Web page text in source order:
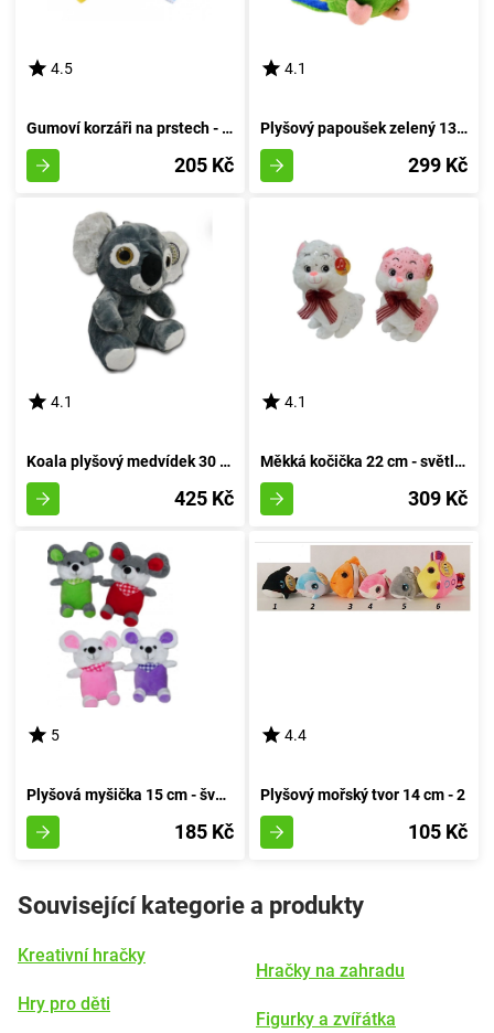
4.5
Gumoví korzáři na prstech - herní hračka pro děti
205 Kč
4.1
Plyšový papoušek zelený 13 cm
299 Kč
4.1
Koala plyšový medvídek 30 cm
425 Kč
4.1
Měkká kočička 22 cm - světlá barva
309 Kč
5
Plyšová myšička 15 cm - švestková
185 Kč
4.4
Plyšový mořský tvor 14 cm - 2
105 Kč
Související kategorie a produkty
Kreativní hračky
Hry pro děti
Hračky na zahradu
Figurky a zvířátka